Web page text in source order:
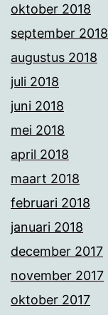
oktober 2018
september 2018
augustus 2018
juli 2018
juni 2018
mei 2018
april 2018
maart 2018
februari 2018
januari 2018
december 2017
november 2017
oktober 2017